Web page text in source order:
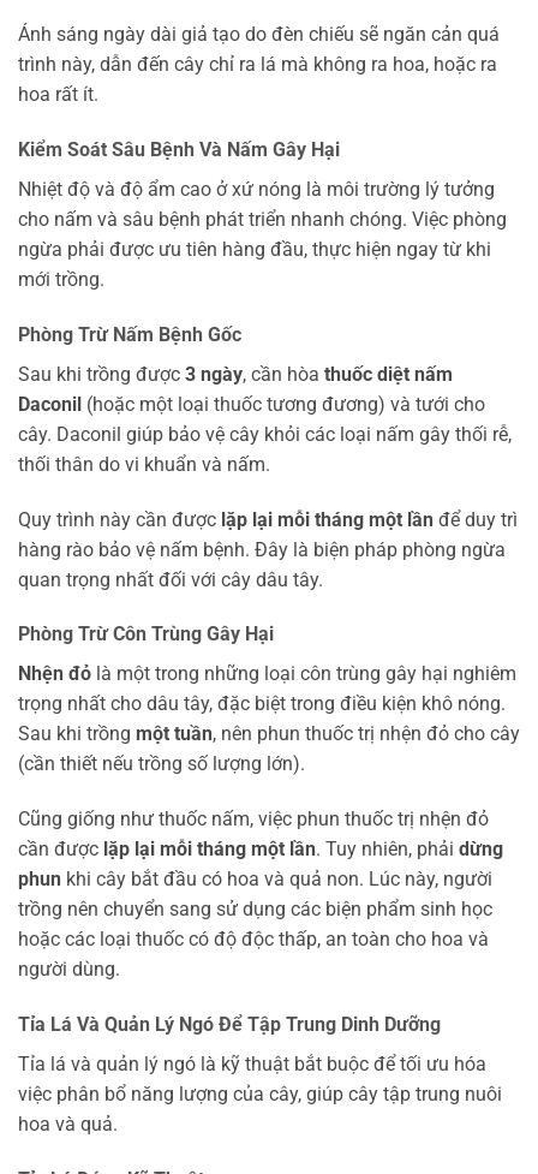
Ánh sáng ngày dài giả tạo do đèn chiếu sẽ ngăn cản quá
trình này, dẫn đến cây chỉ ra lá mà không ra hoa, hoặc ra
hoa rất ít.
Kiểm Soát Sâu Bệnh Và Nấm Gây Hại
Nhiệt độ và độ ẩm cao ở xứ nóng là môi trường lý tưởng
cho nấm và sâu bệnh phát triển nhanh chóng. Việc phòng
ngừa phải được ưu tiên hàng đầu, thực hiện ngay từ khi
mới trồng.
Phòng Trừ Nấm Bệnh Gốc
Sau khi trồng được 3 ngày, cần hòa thuốc diệt nấm
Daconil (hoặc một loại thuốc tương đương) và tưới cho
cây. Daconil giúp bảo vệ cây khỏi các loại nấm gây thối rễ,
thối thân do vi khuẩn và nấm.
Quy trình này cần được lặp lại mỗi tháng một lần để duy trì
hàng rào bảo vệ nấm bệnh. Đây là biện pháp phòng ngừa
quan trọng nhất đối với cây dâu tây.
Phòng Trừ Côn Trùng Gây Hại
Nhện đỏ là một trong những loại côn trùng gây hại nghiêm
trọng nhất cho dâu tây, đặc biệt trong điều kiện khô nóng.
Sau khi trồng một tuần, nên phun thuốc trị nhện đỏ cho cây
(cần thiết nếu trồng số lượng lớn).
Cũng giống như thuốc nấm, việc phun thuốc trị nhện đỏ
cần được lặp lại mỗi tháng một lần. Tuy nhiên, phải dừng
phun khi cây bắt đầu có hoa và quả non. Lúc này, người
trồng nên chuyển sang sử dụng các biện phẩm sinh học
hoặc các loại thuốc có độ độc thấp, an toàn cho hoa và
người dùng.
Tỉa Lá Và Quản Lý Ngó Để Tập Trung Dinh Dưỡng
Tỉa lá và quản lý ngó là kỹ thuật bắt buộc để tối ưu hóa
việc phân bổ năng lượng của cây, giúp cây tập trung nuôi
hoa và quả.